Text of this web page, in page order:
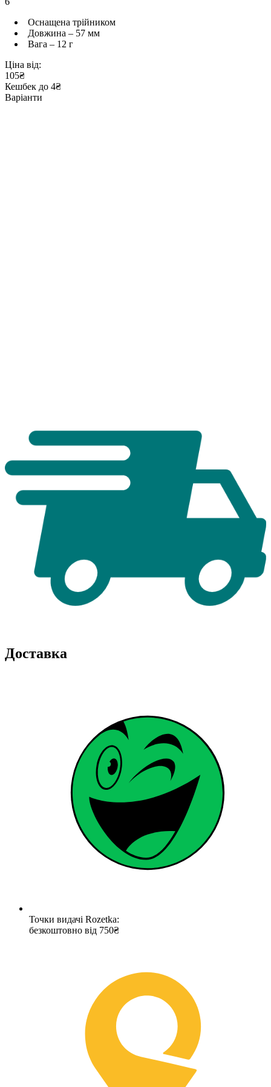
Оснащена трійником
Довжина – 57 мм
Вага – 12 г
Ціна від:
105₴
Кешбек до 4₴
Варіанти
Доставка
Точки видачі Rozetka:
безкоштовно від 750₴